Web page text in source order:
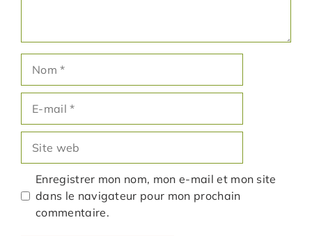
mail
web
Enregistrer mon nom, mon e-mail et mon site
dans le navigateur pour mon prochain
commentaire.